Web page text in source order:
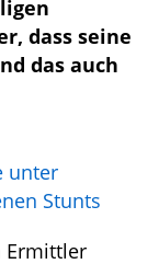
dass seine
das auch
unter
Stunts
Ermittler